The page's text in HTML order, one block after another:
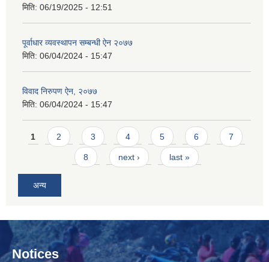
मिति: 06/19/2025 - 12:51
पूर्वाधार व्यवस्थापन सम्बन्धी ऐन २०७७
मिति: 06/04/2024 - 15:47
विवाद निरुपण ऐन, २०७७
मिति: 06/04/2024 - 15:47
Pages
1 2 3 4 5 6 7
8 next › last »
अन्य
Notices